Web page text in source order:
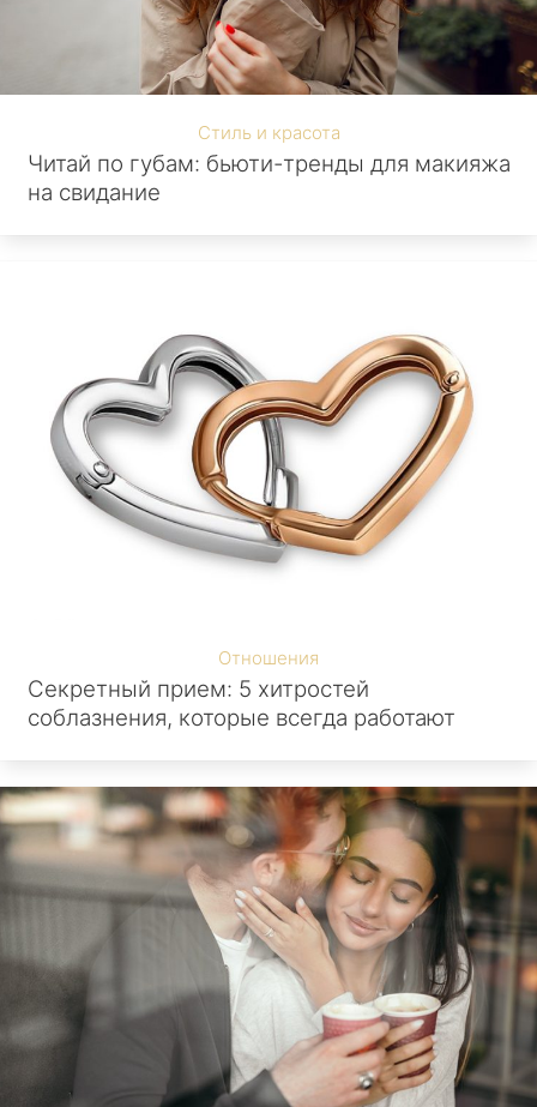
Стиль и красота
Читай по губам: бьюти-тренды для макияжа
на свидание
Отношения
Секретный прием: 5 хитростей
соблазнения, которые всегда работают